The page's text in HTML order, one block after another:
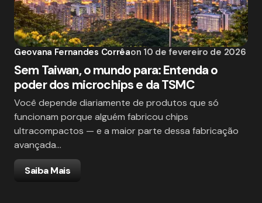
Geovana Fernandes Corrêaon 10 de fevereiro de 2026
Sem Taiwan, o mundo para: Entenda o
poder dos microchips e da TSMC
Você depende diariamente de produtos que só
funcionam porque alguém fabricou chips
ultracompactos — e a maior parte dessa fabricação
avançada…
Saiba Mais